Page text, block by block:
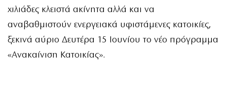
χιλιάδες κλειστά ακίνητα αλλά και να
αναβαθμιστούν ενεργειακά υφιστάμενες κατοικίες,
ξεκινά αύριο Δευτέρα 15 Ιουνίου το νέο πρόγραμμα
«Ανακαίνιση Κατοικίας».